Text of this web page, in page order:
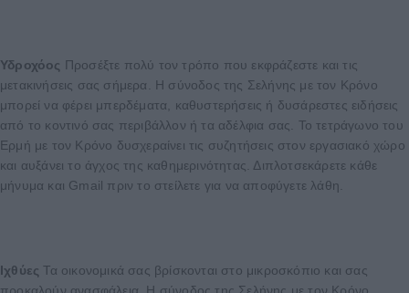
Υδροχόος Προσέξτε πολύ τον τρόπο που εκφράζεστε και τις
μετακινήσεις σας σήμερα. Η σύνοδος της Σελήνης με τον Κρόνο
μπορεί να φέρει μπερδέματα, καθυστερήσεις ή δυσάρεστες ειδήσεις
από το κοντινό σας περιβάλλον ή τα αδέλφια σας. Το τετράγωνο του
Ερμή με τον Κρόνο δυσχεραίνει τις συζητήσεις στον εργασιακό χώρο
και αυξάνει το άγχος της καθημερινότητας. Διπλοτσεκάρετε κάθε
μήνυμα και Gmail πριν το στείλετε για να αποφύγετε λάθη.
Ιχθύες Τα οικονομικά σας βρίσκονται στο μικροσκόπιο και σας